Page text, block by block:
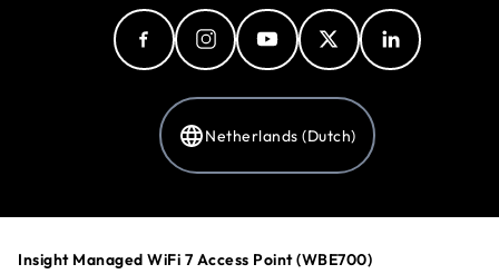
Insight Managed WiFi 7 Access Point (WBE700)
Netherlands (Dutch)
Cookievoorkeuren